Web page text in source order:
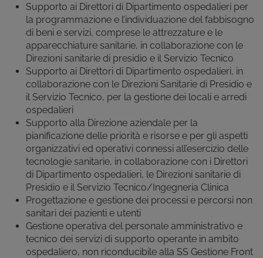
Supporto ai Direttori di Dipartimento ospedalieri per
la programmazione e l’individuazione del fabbisogno
di beni e servizi, comprese le attrezzature e le
apparecchiature sanitarie, in collaborazione con le
Direzioni sanitarie di presidio e il Servizio Tecnico
Supporto ai Direttori di Dipartimento ospedalieri, in
collaborazione con le Direzioni Sanitarie di Presidio e
il Servizio Tecnico, per la gestione dei locali e arredi
ospedalieri
Supporto alla Direzione aziendale per la
pianificazione delle priorità e risorse e per gli aspetti
organizzativi ed operativi connessi all’esercizio delle
tecnologie sanitarie, in collaborazione con i Direttori
di Dipartimento ospedalieri, le Direzioni sanitarie di
Presidio e il Servizio Tecnico/Ingegneria Clinica
Progettazione e gestione dei processi e percorsi non
sanitari dei pazienti e utenti
Gestione operativa del personale amministrativo e
tecnico dei servizi di supporto operante in ambito
ospedaliero, non riconducibile alla SS Gestione Front